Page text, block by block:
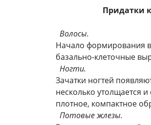
Придатки
Волосы.
Начало формирования
базально-клеточные
Ногти.
Зачатки ногтей
несколько утолщается
плотное, компактное
Потовые жлезы.